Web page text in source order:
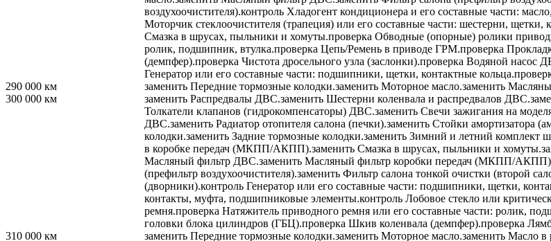
воздухоочистителя).контроль Хладогент кондиционера и его составные части:
Моторчик стеклоочистителя (трапеция) или его составные части: шестерни, щетки,
Смазка в шрусах, пыльники и хомуты.проверка Обводные (опорные) ролики
ролик, подшипник, втулка.проверка Цепь/Ремень в приводе ГРМ.проверка
(демпфер).проверка Чистота дросельного узла (заслонки).проверка Водяной насос
Генератор или его составные части: подшипники, щетки, контактные кольца.
290 000 км заменить Передние тормозные колодки.заменить Моторное масло.заменить
300 000 км заменить Распредвалы ДВС.заменить Шестерни коленвала и распредвалов ДВС.
Толкатели клапанов (гидрокомпенсаторы) ДВС.заменить Свечи зажигания на
ДВС.заменить Радиатор отопителя салона (печки).заменить Стойки амортизатора
колодки.заменить Задние тормозные колодки.заменить Зимний и летний комплект
в коробке передач (МКПП/АКПП).заменить Смазка в шрусах, пыльники и хомуты.
Масляный фильтр ДВС.заменить Масляный фильтр коробки передач (МКПП/
(префильтр воздухоочистителя).заменить Фильтр салона тонкой очистки (второй
(дворники).контроль Генератор или его составные части: подшипники, щетки,
контакты, муфта, подшипниковые элементы.контроль Лобовое стекло или
ремня.проверка Натяжитель приводного ремня или его составные части: ролик,
головки блока цилиндров (ГБЦ).проверка Шкив коленвала (демпфер).проверка
310 000 км заменить Передние тормозные колодки.заменить Моторное масло.заменить Масло в